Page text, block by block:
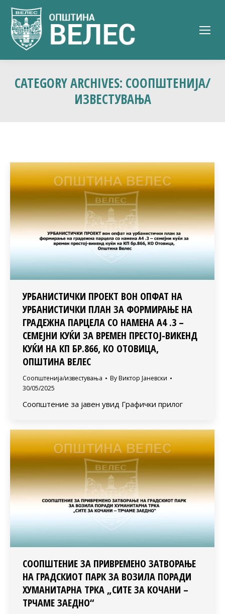
CATEGORY ARCHIVES: СООПШТЕНИЈА/
ИЗВЕСТУВАЊА
УРБАНИСТИЧКИ ПРОЕКТ ВОН ОПФАТ НА
УРБАНИСТИЧКИ ПЛАН ЗА ФОРМИРАЊЕ НА
ГРАДЕЖНА ПАРЦЕЛА СО НАМЕНА А4 .3 –
СЕМЕЈНИ КУЌИ ЗА ВРЕМЕН ПРЕСТОЈ-ВИКЕНД
КУЌИ НА КП БР.866, КО ОТОВИЦА,
ОПШТИНА ВЕЛЕС
Соопштенија/известувања By Виктор Јаневски
30/05/2025
Соопштение за јавен увид Графички прилог
СООПШТЕНИЕ ЗА ПРИВРЕМЕНО ЗАТВОРАЊЕ
НА ГРАДСКИОТ ПАРК ЗА ВОЗИЛА ПОРАДИ
ХУМАНИТАРНА ТРКА „СИТЕ ЗА КОЧАНИ –
ТРЧАМЕ ЗАЕДНО“